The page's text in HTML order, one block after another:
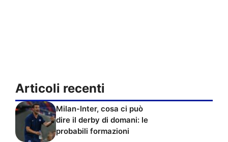
Articoli recenti
Milan-Inter, cosa ci può
dire il derby di domani: le
probabili formazioni